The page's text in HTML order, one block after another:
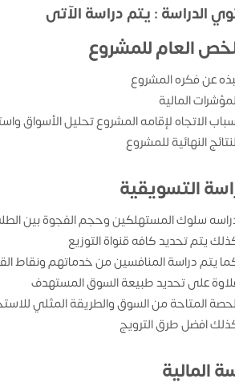
الدراسة : يتم دراسة الآتى
العام للمشروع
عن فكره المشروع
المالية
الاتجاه لإقامه المشروع تحليل الأسواق
النهائية للمشروع
التسويقية
سلوك المستهلكين وحجم الفجوة بين
يتم تحديد كافه قنواة التوزيع
يتم دراسة المنافسين من خدماتهم ونقاط
على تحديد طبيعة السوق المستهدف
المتاحة من السوق والطريقة المثلي
افضل طرق الترويج
المالية